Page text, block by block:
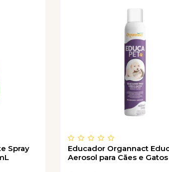
Spray
Educador Organnact
Aerosol para Cães e